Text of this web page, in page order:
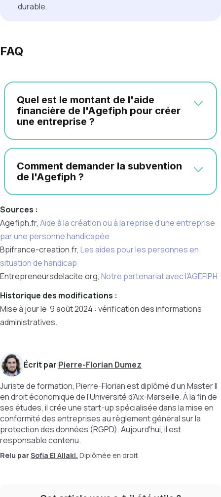
durable.
FAQ
Quel est le montant de l'aide
financière de l'Agefiph pour créer
une entreprise ?
Comment demander la subvention
de l'Agefiph ?
Sources :
Agefiph.fr, Aide à la création ou à la reprise d'une entreprise
par une personne handicapée
Bpifrance-creation.fr, Les aides pour les personnes en
situation de handicap
Entrepreneursdelacite.org, Notre partenariat avec l’AGEFIPH
Historique des modifications :
Mise à jour le 9 août 2024 : vérification des informations
administratives.
Écrit par Pierre-Florian Dumez
Juriste de formation, Pierre-Florian est diplômé d’un Master II
en droit économique de l'Université d'Aix-Marseille. À la fin de
ses études, il crée une start-up spécialisée dans la mise en
conformité des entreprises au règlement général sur la
protection des données (RGPD). Aujourd'hui, il est
responsable contenu.
Relu parSofia El Allaki. Diplômée en droit